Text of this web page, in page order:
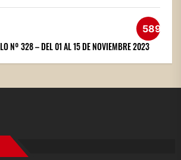
589
Nº 328 – DEL 01 AL 15 DE NOVIEMBRE 2023